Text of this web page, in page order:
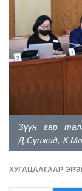
Зүүн гар
Д.Сүнжид,
ХУГАЦААГААР